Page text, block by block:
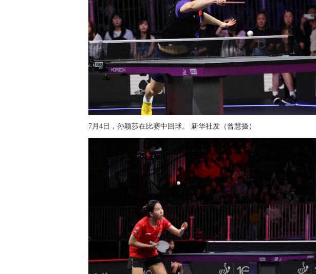
7月4日，孙颖莎在比赛中回球。 新华社发（曾慧摄）